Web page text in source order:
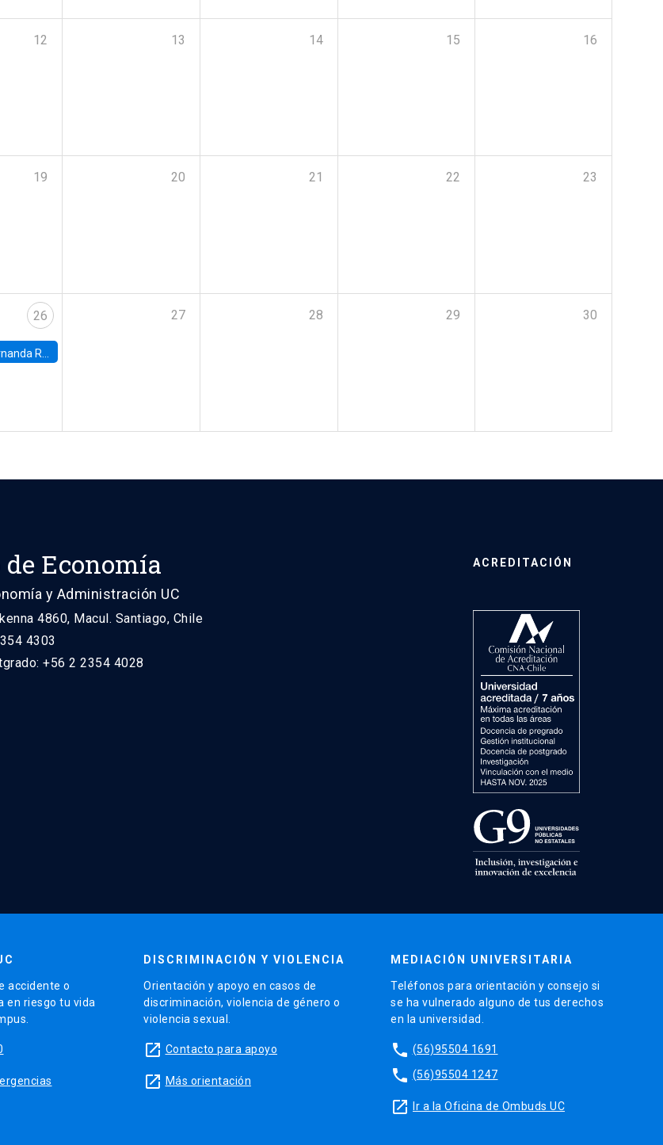
12 13 14 15 16
19 20 21 22 23
26
University of Wisconsin-Madison
27 28 29 30
Economía
y Administración UC
4860, Macul. Santiago, Chile
4303
+56 2 2354 4028
ACREDITACIÓN
accidente o
en riesgo tu vida
DISCRIMINACIÓN Y VIOLENCIA
Orientación y apoyo en casos de
discriminación, violencia de género o
violencia sexual.
launch Contacto para apoyo
launch Más orientación
MEDIACIÓN UNIVERSITARIA
Teléfonos para orientación y consejo si
se ha vulnerado alguno de tus derechos
en la universidad.
phone (56)95504 1691
phone (56)95504 1247
launch Ir a la Oficina de Ombuds UC